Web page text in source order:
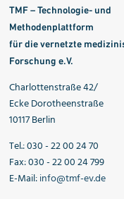
TMF – Technologie- und
Methodenplattform
für die vernetzte
Forschung e.V.
Charlottenstraße 42/
Ecke Dorotheenstraße
10117 Berlin
Tel.: 030 - 22 00 24 70
Fax: 030 - 22 00 24 799
E-Mail:info@tmf-ev.de